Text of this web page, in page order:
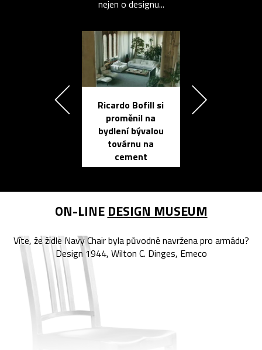
nejen o designu...
Ricardo Bofill si
proměnil na
bydlení bývalou
továrnu na
cement
ON-LINE DESIGN MUSEUM
Víte, že židle Navy Chair byla původně navržena pro armádu?
Design 1944, Wilton C. Dinges, Emeco